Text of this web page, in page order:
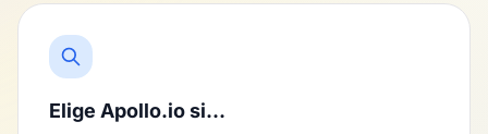
Elige Apollo.io si…